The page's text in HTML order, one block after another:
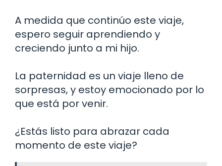
A medida que continúo este viaje,
espero seguir aprendiendo y
creciendo junto a mi hijo.
La paternidad es un viaje lleno de
sorpresas, y estoy emocionado por lo
que está por venir.
¿Estás listo para abrazar cada
momento de este viaje?